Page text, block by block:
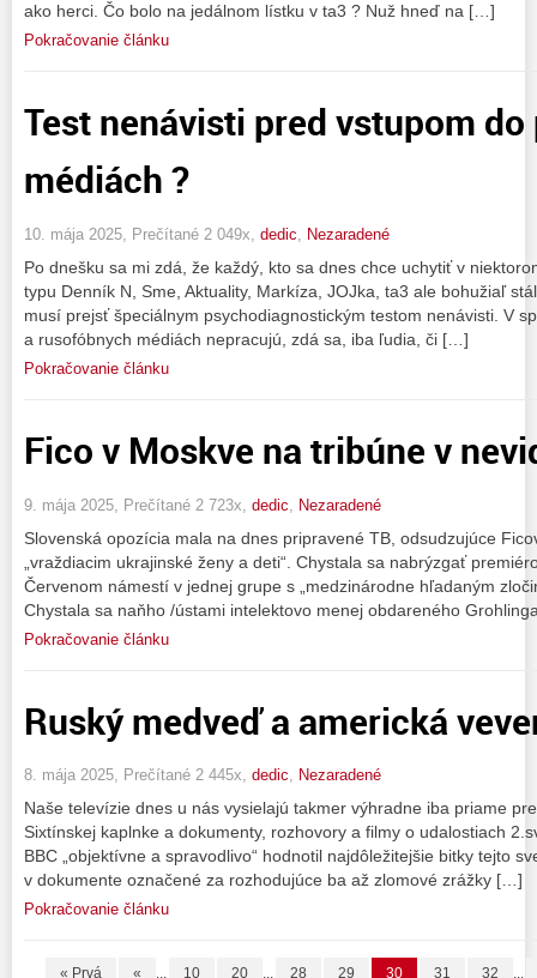
ako herci. Čo bolo na jedálnom lístku v ta3 ? Nuž hneď na […]
Pokračovanie článku
Test nenávisti pred vstupom do
médiách ?
10. mája 2025, Prečítané 2 049x, dedic Nezaradené
Po dnešku sa mi zdá, že každý, kto sa dnes chce uchytiť v
typu Denník N, Sme, Aktuality, Markíza, JOJka, ta3 ale bohužiaľ
musí prejsť špeciálnym psychodiagnostickým testom nenávisti. V
a rusofóbnych médiách nepracujú, zdá sa, iba ľudia, či […]
Pokračovanie článku
Fico v Moskve na tribúne v
9. mája 2025, Prečítané 2 723x, dedic Nezaradené
Slovenská opozícia mala na dnes pripravené TB, odsudzujúce
„vraždiacim ukrajinské ženy a deti“. Chystala sa nabrýzgať
Červenom námestí v jednej grupe s „medzinárodne hľadaným
Chystala sa naňho /ústami intelektovo menej obdareného
Pokračovanie článku
Ruský medveď a americká
8. mája 2025, Prečítané 2 445x, dedic, Nezaradené
Naše televízie dnes u nás vysielajú takmer výhradne iba priame
Sixtínskej kaplnke a dokumenty, rozhovory a filmy o udalostiach
BBC „objektívne a spravodlivo“ hodnotil najdôležitejšie bitky tejto
v dokumente označené za rozhodujúce ba až zlomové zrážky […]
Pokračovanie článku
« Prvá « ... 10 20 ... 28 29 30 31 32 ...